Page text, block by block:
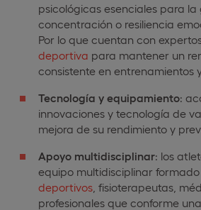
psicológicas esenciales para la
concentración o resiliencia
Por lo que cuentan con
deportiva para mantener un
consistente en entrenamientos
Tecnología y equipamiento:
innovaciones y tecnología de
mejora de su rendimiento y
Apoyo multidisciplinar: los
equipo multidisciplinar
deportivos , fisioterapeutas,
profesionales que conforme